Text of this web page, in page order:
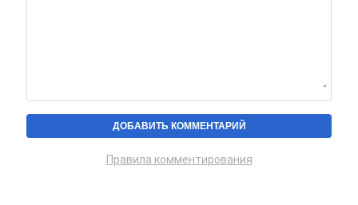
Правила комментирования